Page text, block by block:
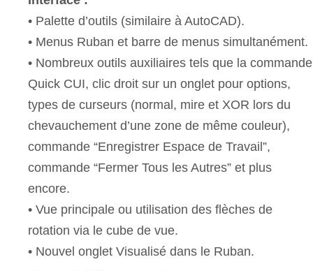
• Palette d’outils (similaire à AutoCAD).
• Menus Ruban et barre de menus simultanément.
• Nombreux outils auxiliaires tels que la commande
Quick CUI, clic droit sur un onglet pour options,
types de curseurs (normal, mire et XOR lors du
chevauchement d’une zone de même couleur),
commande “Enregistrer Espace de Travail”,
commande “Fermer Tous les Autres” et plus
encore.
• Vue principale ou utilisation des flèches de
rotation via le cube de vue.
• Nouvel onglet Visualisé dans le Ruban.